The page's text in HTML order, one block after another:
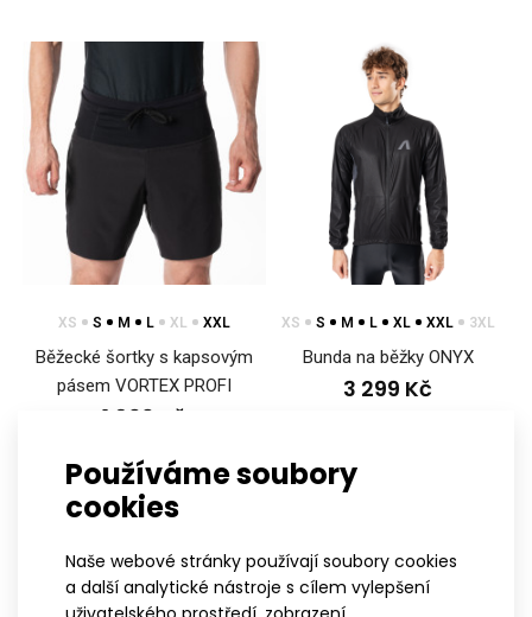
Používáme soubory
cookies
Naše webové stránky používají soubory cookies
a další analytické nástroje s cílem vylepšení
XS S M L XL XXL
Běžecké šortky s kapsovým
pásem VORTEX PROFI
1 699 Kč
XS S M L XL XXL 3XL
Bunda na běžky ONYX
3 299 Kč